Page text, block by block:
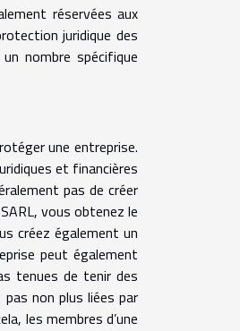
réservées aux
juridique des
nombre spécifique
une entreprise.
et financières
pas de créer
vous obtenez le
créez également un
peut également
tenues de tenir des
non plus liées par
les membres d’une